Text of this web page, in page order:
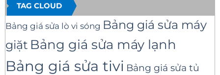
TAG CLOUD
Bảng giá sửa lò vi sóng Bảng giá sửa máy
giặt Bảng giá sửa máy lạnh
Bảng giá sửa tivi Bảng giá sửa tủ